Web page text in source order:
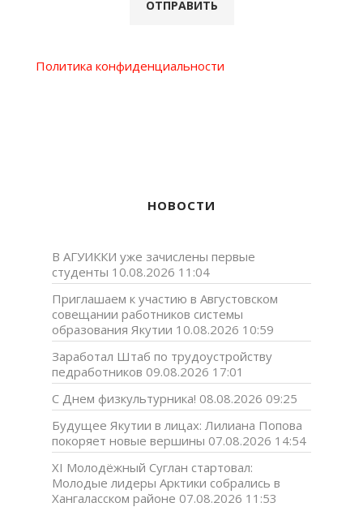
Политика конфиденциальности
НОВОСТИ
В АГУИККИ уже зачислены первые
студенты 10.08.2026 11:04
Приглашаем к участию в Августовском
совещании работников системы
образования Якутии 10.08.2026 10:59
Заработал Штаб по трудоустройству
педработников 09.08.2026 17:01
С Днем физкультурника! 08.08.2026 09:25
Будущее Якутии в лицах: Лилиана Попова
покоряет новые вершины 07.08.2026 14:54
XI Молодёжный Суглан стартовал:
Молодые лидеры Арктики собрались в
Хангаласском районе 07.08.2026 11:53